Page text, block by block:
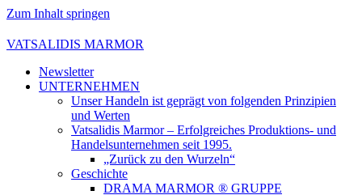
Zum Inhalt springen
VATSALIDIS MARMOR
Newsletter
UNTERNEHMEN
Unser Handeln ist geprägt von folgenden Prinzipien
und Werten
Vatsalidis Marmor – Erfolgreiches Produktions- und
Handelsunternehmen seit 1995.
„Zurück zu den Wurzeln“
Geschichte
DRAMA MARMOR ® GRUPPE